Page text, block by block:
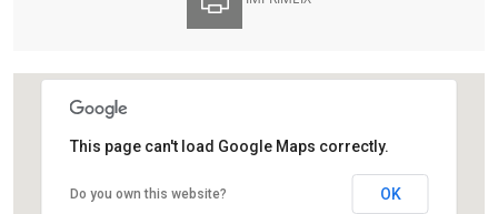
Biblioteca Central Tecla Sala
Avinguda de Josep Tarradellas i Joan, 44
This page can't load Google Maps correctly.
Do you own this website? OK